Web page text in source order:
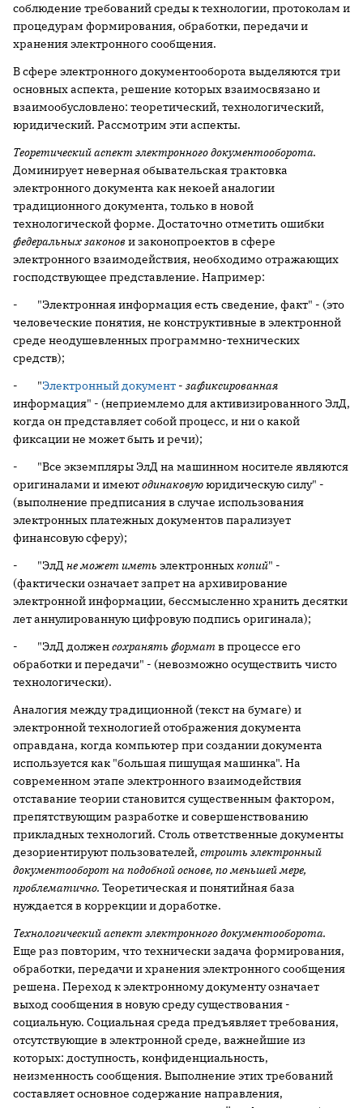
соблюдение требований среды к технологии, протоколам и
процедурам формирования, обработки, передачи и
хранения электронного сообщения.
В сфере электронного документооборота выделяются три
основных аспекта, решение которых взаимосвязано и
взаимообусловлено: теоретический, технологический,
юридический. Рассмотрим эти аспекты.
Теоретический аспект электронного документооборота.
Доминирует неверная обывательская трактовка
электронного документа как некоей аналогии
традиционного документа, только в новой
технологической форме. Достаточно отметить ошибки
федеральных законов и законопроектов в сфере
электронного взаимодействия, необходимо отражающих
господствующее представление. Например:
- "Электронная информация есть сведение, факт" - (это
человеческие понятия, не конструктивные в электронной
среде неодушевленных программно-технических
средств);
- "Электронный документ - зафиксированная
информация" - (неприемлемо для активизированного ЭлД,
когда он представляет собой процесс, и ни о какой
фиксации не может быть и речи);
- "Все экземпляры ЭлД на машинном носителе являются
оригиналами и имеютодинаковуююридическую силу" -
(выполнение предписания в случае использования
электронных платежных документов парализует
финансовую сферу);
- "ЭлДне может иметь электронныхкопий" -
(фактически означает запрет на архивирование
электронной информации, бессмысленно хранить десятки
лет аннулированную цифровую подпись оригинала);
- "ЭлД долженсохранять форматв процессе его
обработки и передачи" - (невозможно осуществить чисто
технологически).
Аналогия между традиционной (текст на бумаге) и
электронной технологией отображения документа
оправдана, когда компьютер при создании документа
используется как "большая пишущая машинка". На
современном этапе электронного взаимодействия
отставание теории становится существенным фактором,
препятствующим разработке и совершенствованию
прикладных технологий. Столь ответственные документы
дезориентируют пользователей, строить электронный
документооборот на подобной основе, по меньшей мере,
проблематично. Теоретическая и понятийная база
нуждается в коррекции и доработке.
Технологический аспект электронного документооборота.
Еще раз повторим, что технически задача формирования,
обработки, передачи и хранения электронного сообщения
решена. Переход к электронному документу означает
выход сообщения в новую среду существования -
социальную. Социальная среда предъявляет требования,
отсутствующие в электронной среде, важнейшие из
которых: доступность, конфиденциальность,
неизменность сообщения. Выполнение этих требований
составляет основное содержание направления,